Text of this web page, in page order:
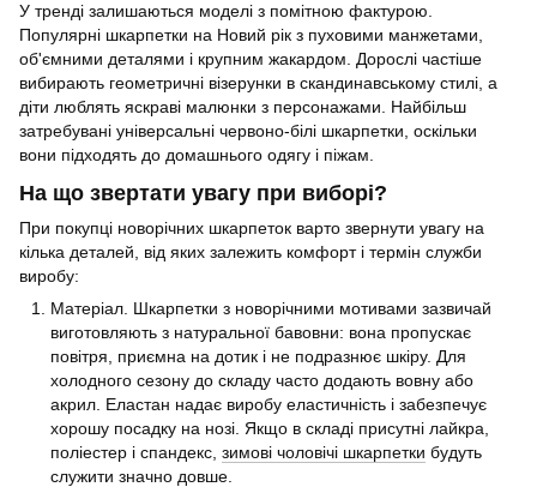
У тренді залишаються моделі з помітною фактурою.
Популярні шкарпетки на Новий рік з пуховими манжетами,
об'ємними деталями і крупним жакардом. Дорослі частіше
вибирають геометричні візерунки в скандинавському стилі, а
діти люблять яскраві малюнки з персонажами. Найбільш
затребувані універсальні червоно-білі шкарпетки, оскільки
вони підходять до домашнього одягу і піжам.
На що звертати увагу при виборі?
При покупці новорічних шкарпеток варто звернути увагу на
кілька деталей, від яких залежить комфорт і термін служби
виробу:
Матеріал. Шкарпетки з новорічними мотивами зазвичай
виготовляють з натуральної бавовни: вона пропускає
повітря, приємна на дотик і не подразнює шкіру. Для
холодного сезону до складу часто додають вовну або
акрил. Еластан надає виробу еластичність і забезпечує
хорошу посадку на нозі. Якщо в складі присутні лайкра,
поліестер і спандекс, зимові чоловічі шкарпетки будуть
служити значно довше.